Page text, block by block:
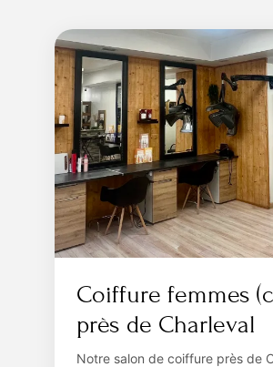
Coiffure femmes
près de Charleval
Notre salon de coiffure près de